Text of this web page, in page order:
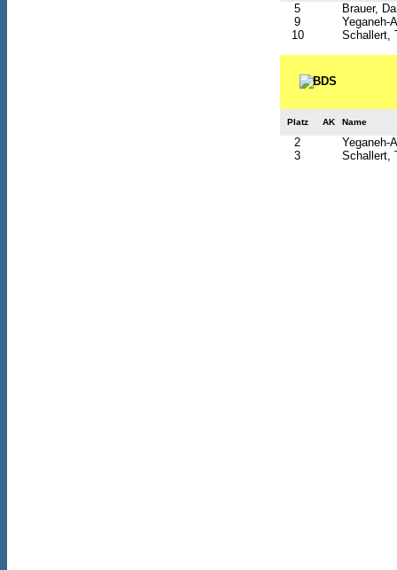
5
Brauer,
9
Yeganeh-
10
Schallert,
Platz AK Name
2
Yeganeh-
3
Schallert,